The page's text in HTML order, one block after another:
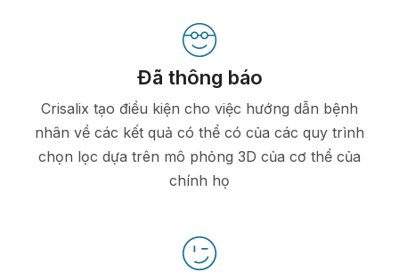
Đã thông báo
Crisalix tạo điều kiện cho việc hướng dẫn bệnh
nhân về các kết quả có thể có của các quy trình
chọn lọc dựa trên mô phỏng 3D của cơ thể của
chính họ